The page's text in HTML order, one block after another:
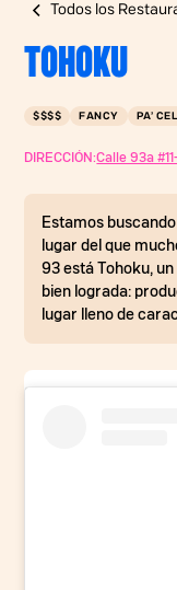
Todos los
TOHOKU
$$$$ FANCY PA’
DIRECCIÓN:Calle 93a
Estamos
lugar del que
93 está Tohoku,
bien lograda:
lugar lleno de